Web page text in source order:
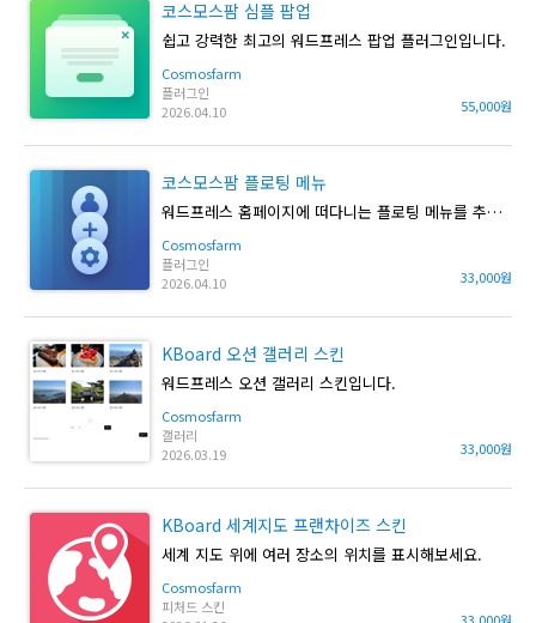
코스모스팜 심플 팝업
쉽고 강력한 최고의 워드프레스 팝업 플러그인입니다.
Cosmosfarm
플러그인
2026.04.10
55,000원
코스모스팜 플로팅 메뉴
워드프레스 홈페이지에 떠다니는 플로팅 메뉴를 추가합니다.
Cosmosfarm
플러그인
2026.04.10
33,000원
KBoard 오션 갤러리 스킨
워드프레스 오션 갤러리 스킨입니다.
Cosmosfarm
갤러리
2026.03.19
33,000원
KBoard 세계지도 프랜차이즈 스킨
세계 지도 위에 여러 장소의 위치를 표시해보세요.
Cosmosfarm
피처드 스킨